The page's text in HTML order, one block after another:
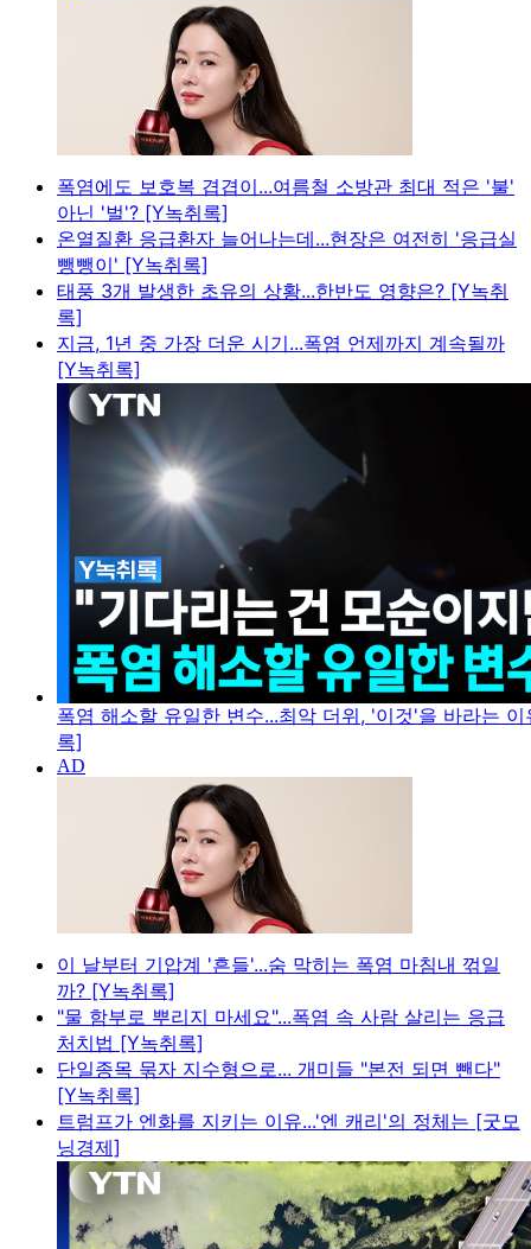
폭염에도 보호복 겹겹이...여름철 소방관 최대 적은 '불'
아닌 '벌'? [Y녹취록]
온열질환 응급환자 늘어나는데...현장은 여전히 '응급실
뺑뺑이' [Y녹취록]
태풍 3개 발생한 초유의 상황...한반도 영향은? [Y녹취
록]
지금, 1년 중 가장 더운 시기...폭염 언제까지 계속될까
[Y녹취록]
폭염 해소할 유일한 변수...최악 더위, '이것'을 바라는
록]
이 날부터 기압계 '흔들'...숨 막히는 폭염 마침내 꺾일
까? [Y녹취록]
"물 함부로 뿌리지 마세요"...폭염 속 사람 살리는 응급
처치법 [Y녹취록]
단일종목 묶자 지수형으로... 개미들 "본전 되면 뺀다"
[Y녹취록]
트럼프가 엔화를 지키는 이유...'엔 캐리'의 정체는 [굿모
닝경제]